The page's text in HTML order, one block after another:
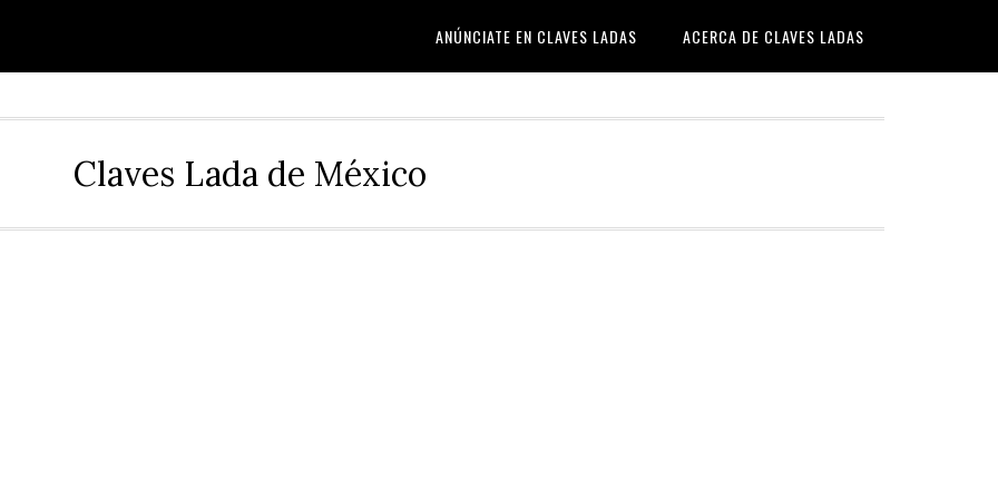
ANÚNCIATE EN CLAVES LADAS ACERCA DE CLAVES LADAS
Claves Lada de México